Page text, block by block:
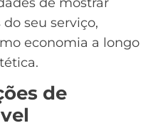
seu serviço,
economia a longo
de